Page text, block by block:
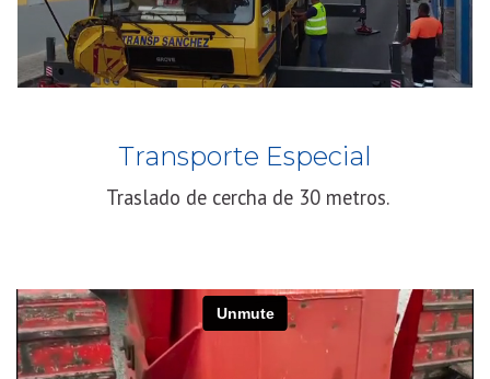
Transporte Especial
Traslado de cercha de 30 metros.